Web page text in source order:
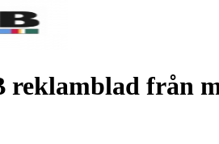
reklamblad från